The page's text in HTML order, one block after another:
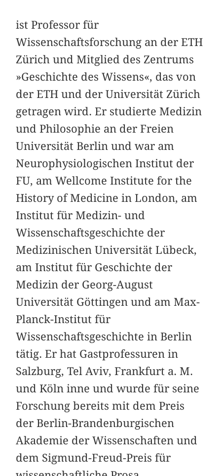
ist Professor für
Wissenschaftsforschung an der ETH
Zürich und Mitglied des Zentrums
»Geschichte des Wissens«, das von
der ETH und der Universität Zürich
getragen wird. Er studierte Medizin
und Philosophie an der Freien
Universität Berlin und war am
Neurophysiologischen Institut der
FU, am Wellcome Institute for the
History of Medicine in London, am
Institut für Medizin- und
Wissenschaftsgeschichte der
Medizinischen Universität Lübeck,
am Institut für Geschichte der
Medizin der Georg-August
Universität Göttingen und am Max-
Planck-Institut für
Wissenschaftsgeschichte in Berlin
tätig. Er hat Gastprofessuren in
Salzburg, Tel Aviv, Frankfurt a. M.
und Köln inne und wurde für seine
Forschung bereits mit dem Preis
der Berlin-Brandenburgischen
Akademie der Wissenschaften und
dem Sigmund-Freud-Preis für